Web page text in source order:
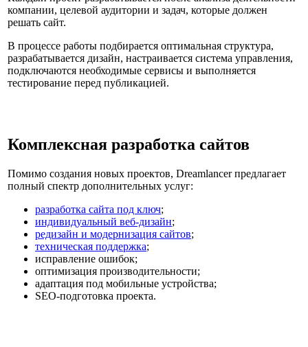
компании, целевой аудитории и задач, которые должен
решать сайт.
В процессе работы подбирается оптимальная структура,
разрабатывается дизайн, настраивается система управления,
подключаются необходимые сервисы и выполняется
тестирование перед публикацией.
Комплексная разработка сайтов
Помимо создания новых проектов, Dreamlancer предлагает
полный спектр дополнительных услуг:
разработка сайта под ключ;
индивидуальный веб-дизайн;
редизайн и модернизация сайтов;
техническая поддержка;
исправление ошибок;
оптимизация производительности;
адаптация под мобильные устройства;
SEO-подготовка проекта.